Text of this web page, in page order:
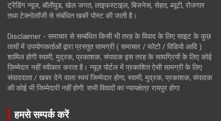
ट्रेंडिंग न्यूज, बॉलीवुड, खेल जगत, लाइफस्टाइल, बिजनेस, सेहत, ब्यूटी, रोजगार
तथा टेक्नोलॉजी से संबंधित खबरें पोस्ट की जाती है।
Disclaimer - समाचार से सम्बंधित किसी भी तरह के विवाद के लिए साइट के कुछ
तत्वों में उपयोगकर्ताओं द्वारा प्रस्तुत सामग्री ( समाचार / फोटो / विडियो आदि )
शामिल होगी स्वामी, मुद्रक, प्रकाशक, संपादक इस तरह के सामग्रियों के लिए कोई
ज़िम्मेदार नहीं स्वीकार करता है। न्यूज़ पोर्टल में प्रकाशित ऐसी सामग्री के लिए
संवाददाता / खबर देने वाला स्वयं जिम्मेदार होगा, स्वामी, मुद्रक, प्रकाशक, संपादक
की कोई भी जिम्मेदारी नहीं होगी. सभी विवादों का न्यायक्षेत्र रायपुर होगा
हमसे सम्पर्क करें